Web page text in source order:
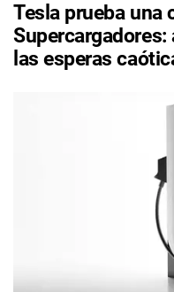
Tesla prueba una
las esperas